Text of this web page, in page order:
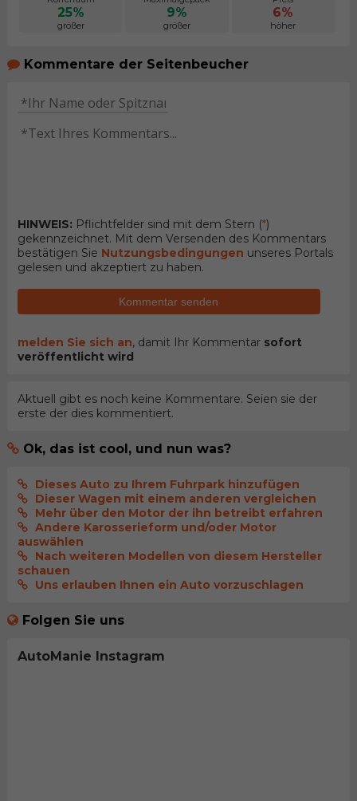
25%
größer
9%
größer
6%
höher
Kommentare der Seitenbeucher
HINWEIS: Pflichtfelder sind mit dem Stern (*)
gekennzeichnet. Mit dem Versenden des Kommentars
bestätigen Sie Nutzungsbedingungen unseres Portals
gelesen und akzeptiert zu haben.
Kommentar senden
melden Sie sich an, damit Ihr Kommentar sofort
veröffentlicht wird
Aktuell gibt es noch keine Kommentare. Seien sie der
erste der dies kommentiert.
Ok, das ist cool, und nun was?
Dieses Auto zu Ihrem Fuhrpark hinzufügen
Dieser Wagen mit einem anderen vergleichen
Mehr über den Motor der ihn betreibt erfahren
Andere Karosserieform und/oder Motor
auswählen
Nach weiteren Modellen von diesem Hersteller
schauen
Uns erlauben Ihnen ein Auto vorzuschlagen
Folgen Sie uns
AutoManie Instagram